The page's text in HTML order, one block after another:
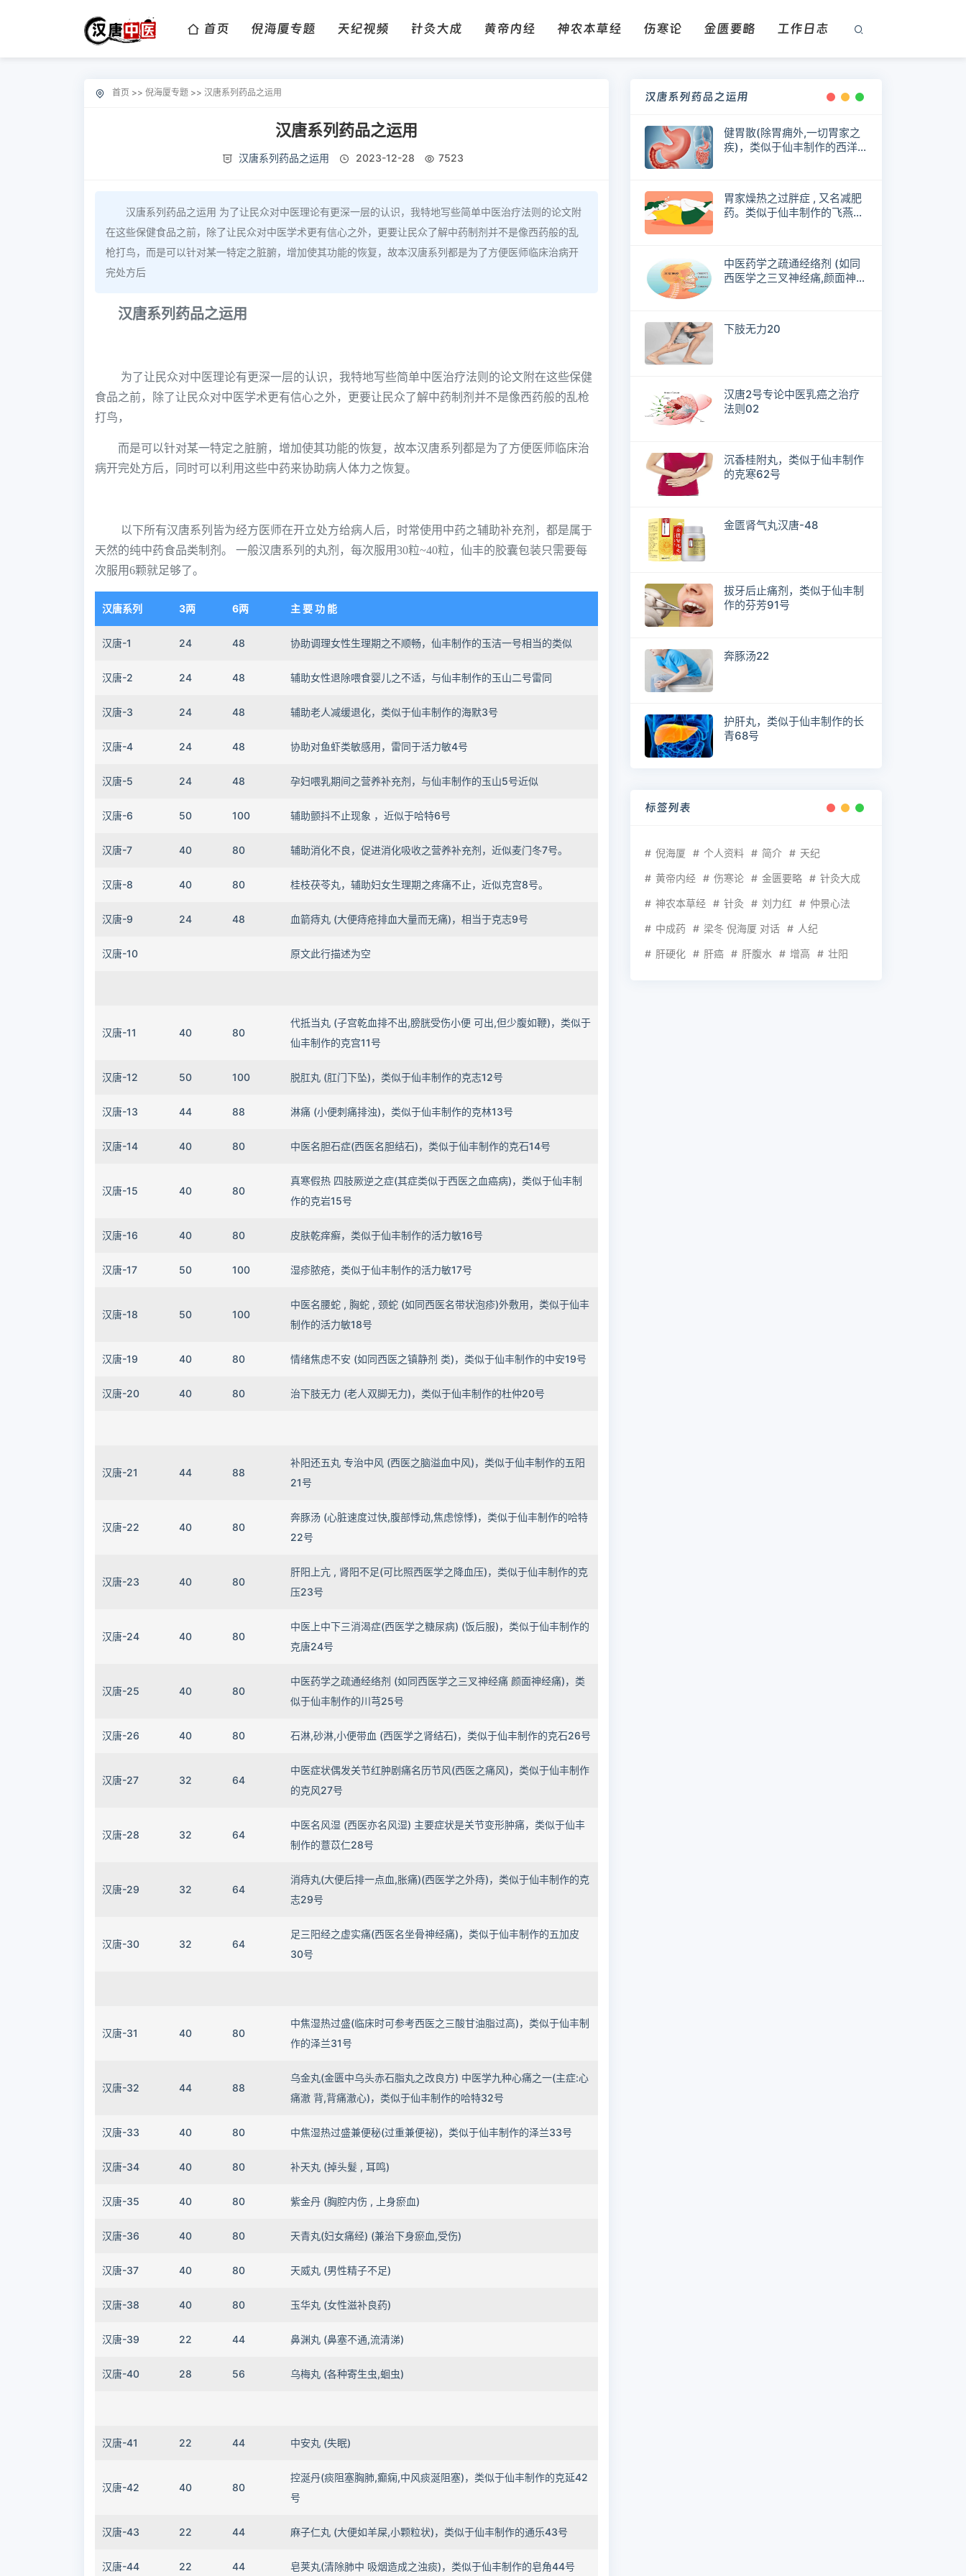
首页 倪海厦专题 天纪视频 针灸大成 黄帝内经 神农本草经 伤寒论 金匮要略 工作日志
首页 >> 倪海厦专题 >> 汉唐系列药品之运用
汉唐系列药品之运用
汉唐系列药品之运用 2023-12-28 7523
汉唐系列药品之运用 为了让民众对中医理论有更深一层的认识，我特地写些简单中医治疗法则的论文附
在这些保健食品之前，除了让民众对中医学术更有信心之外，更要让民众了解中药制剂并不是像西药般的乱
枪打鸟，而是可以针对某一特定之脏腑，增加使其功能的恢复，故本汉唐系列都是为了方便医师临床治病开
完处方后
汉唐系列药品之运用
为了让民众对中医理论有更深一层的认识，我特地写些简单中医治疗法则的论文附在这些保健
食品之前，除了让民众对中医学术更有信心之外，更要让民众了解中药制剂并不是像西药般的乱枪
打鸟，
而是可以针对某一特定之脏腑，增加使其功能的恢复，故本汉唐系列都是为了方便医师临床治
病开完处方后，同时可以利用这些中药来协助病人体力之恢复。
以下所有汉唐系列皆为经方医师在开立处方给病人后，时常使用中药之辅助补充剂，都是属于
天然的纯中药食品类制剂。 一般汉唐系列的丸剂，每次服用30粒~40粒，仙丰的胶囊包装只需要每
次服用6颗就足够了。
汉唐系列 3两 6两 主 要 功 能
汉唐-1 24 48 协助调理女性生理期之不顺畅，仙丰制作的玉洁一号相当的类似
汉唐-2 24 48 辅助女性退除喂食婴儿之不适，与仙丰制作的玉山二号雷同
汉唐-3 24 48 辅助老人减缓退化，类似于仙丰制作的海默3号
汉唐-4 24 48 协助对鱼虾类敏感用，雷同于活力敏4号
汉唐-5 24 48 孕妇喂乳期间之营养补充剂，与仙丰制作的玉山5号近似
汉唐-6 50 100 辅助颤抖不止现象 ，近似于哈特6号
汉唐-7 40 80 辅助消化不良，促进消化吸收之营养补充剂，近似麦门冬7号。
汉唐-8 40 80 桂枝茯苓丸，辅助妇女生理期之疼痛不止，近似克宫8号。
汉唐-9 24 48 血箭痔丸 (大便痔疮排血大量而无痛)，相当于克志9号
汉唐-10 原文此行描述为空
汉唐-11 40 80
代抵当丸 (子宫乾血排不出,膀胱受伤小便 可出,但少腹如鞭)，类似于
仙丰制作的克宫11号
汉唐-12 50 100 脱肛丸 (肛门下坠)，类似于仙丰制作的克志12号
汉唐-13 44 88 淋痛 (小便刺痛排浊)，类似于仙丰制作的克林13号
汉唐-14 40 80 中医名胆石症(西医名胆结石)，类似于仙丰制作的克石14号
汉唐-15 40 80
真寒假热 四肢厥逆之症(其症类似于西医之血癌病)，类似于仙丰制
作的克岩15号
汉唐-16 40 80 皮肤乾痒癣，类似于仙丰制作的活力敏16号
汉唐-17 50 100 湿疹脓疮，类似于仙丰制作的活力敏17号
汉唐-18 50 100
中医名腰蛇 , 胸蛇 , 颈蛇 (如同西医名带状泡疹)外敷用，类似于仙丰
制作的活力敏18号
汉唐-19 40 80 情绪焦虑不安 (如同西医之镇静剂 类)，类似于仙丰制作的中安19号
汉唐-20 40 80 治下肢无力 (老人双脚无力)，类似于仙丰制作的杜仲20号
汉唐-21 44 88
补阳还五丸 专治中风 (西医之脑溢血中风)，类似于仙丰制作的五阳
21号
汉唐-22 40 80
奔豚汤 (心脏速度过快,腹部悸动,焦虑惊悸)，类似于仙丰制作的哈特
22号
汉唐-23 40 80
肝阳上亢 , 肾阳不足(可比照西医学之降血压)，类似于仙丰制作的克
压23号
汉唐-24 40 80
中医上中下三消渴症(西医学之糖尿病) (饭后服)，类似于仙丰制作的
克唐24号
汉唐-25 40 80
中医药学之疏通经络剂 (如同西医学之三叉神经痛 颜面神经痛)，类
似于仙丰制作的川芎25号
汉唐-26 40 80 石淋,砂淋,小便带血 (西医学之肾结石)，类似于仙丰制作的克石26号
汉唐-27 32 64
中医症状偶发关节红肿剧痛名历节风(西医之痛风)，类似于仙丰制作
的克风27号
汉唐-28 32 64
中医名风湿 (西医亦名风湿) 主要症状是关节变形肿痛，类似于仙丰
制作的薏苡仁28号
汉唐-29 32 64
消痔丸(大便后排一点血,胀痛)(西医学之外痔)，类似于仙丰制作的克
志29号
汉唐-30 32 64
足三阳经之虚实痛(西医名坐骨神经痛)，类似于仙丰制作的五加皮
30号
汉唐-31 40 80
中焦湿热过盛(临床时可参考西医之三酸甘油脂过高)，类似于仙丰制
作的泽兰31号
汉唐-32 44 88
乌金丸(金匮中乌头赤石脂丸之改良方) 中医学九种心痛之一(主症:心
痛澈 背,背痛澈心)，类似于仙丰制作的哈特32号
汉唐-33 40 80 中焦湿热过盛兼便秘(过重兼便祕)，类似于仙丰制作的泽兰33号
汉唐-34 40 80 补天丸 (掉头髮 , 耳鸣)
汉唐-35 40 80 紫金丹 (胸腔内伤 , 上身瘀血)
汉唐-36 40 80 天青丸(妇女痛经) (兼治下身瘀血,受伤)
汉唐-37 40 80 天威丸 (男性精子不足)
汉唐-38 40 80 玉华丸 (女性滋补良药)
汉唐-39 22 44 鼻渊丸 (鼻塞不通,流清涕)
汉唐-40 28 56 乌梅丸 (各种寄生虫,蛔虫)
汉唐-41 22 44 中安丸 (失眠)
汉唐-42 40 80
控涎丹(痰阻塞胸肺,癫痫,中风痰涎阻塞)，类似于仙丰制作的克延42
号
汉唐-43 22 44 麻子仁丸 (大便如羊屎,小颗粒状)，类似于仙丰制作的通乐43号
汉唐-44 22 44 皂荚丸(清除肺中 吸烟造成之浊痰)，类似于仙丰制作的皂角44号
汉唐系列药品之运用
健胃散(除胃痈外,一切胃家之
疾)，类似于仙丰制作的西洋
胃家燥热之过胖症 , 又名减肥
药。类似于仙丰制作的飞燕80
中医药学之疏通经络剂 (如同
西医学之三叉神经痛,颜面神经
下肢无力20
汉唐2号专论中医乳癌之治疗
法则02
沉香桂附丸，类似于仙丰制作
的克寒62号
金匮肾气丸汉唐-48
拔牙后止痛剂，类似于仙丰制
作的芬芳91号
奔豚汤22
护肝丸，类似于仙丰制作的长
青68号
标签列表
倪海厦 个人资料 简介 天纪
黄帝内经 伤寒论 金匮要略 针灸大成
神农本草经 针灸 刘力红 仲景心法
中成药 梁冬 倪海厦 对话 人纪
肝硬化 肝癌 肝腹水 增高 壮阳